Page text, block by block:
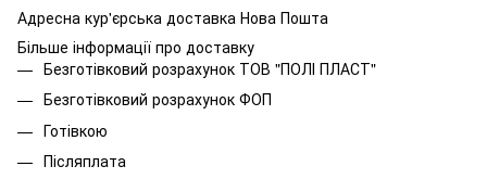
Адресна кур'єрська доставка Нова Пошта
Більше інформації про доставку
Безготівковий розрахунок ТОВ "ПОЛІ ПЛАСТ"
Безготівковий розрахунок ФОП
Готівкою
Післяплата